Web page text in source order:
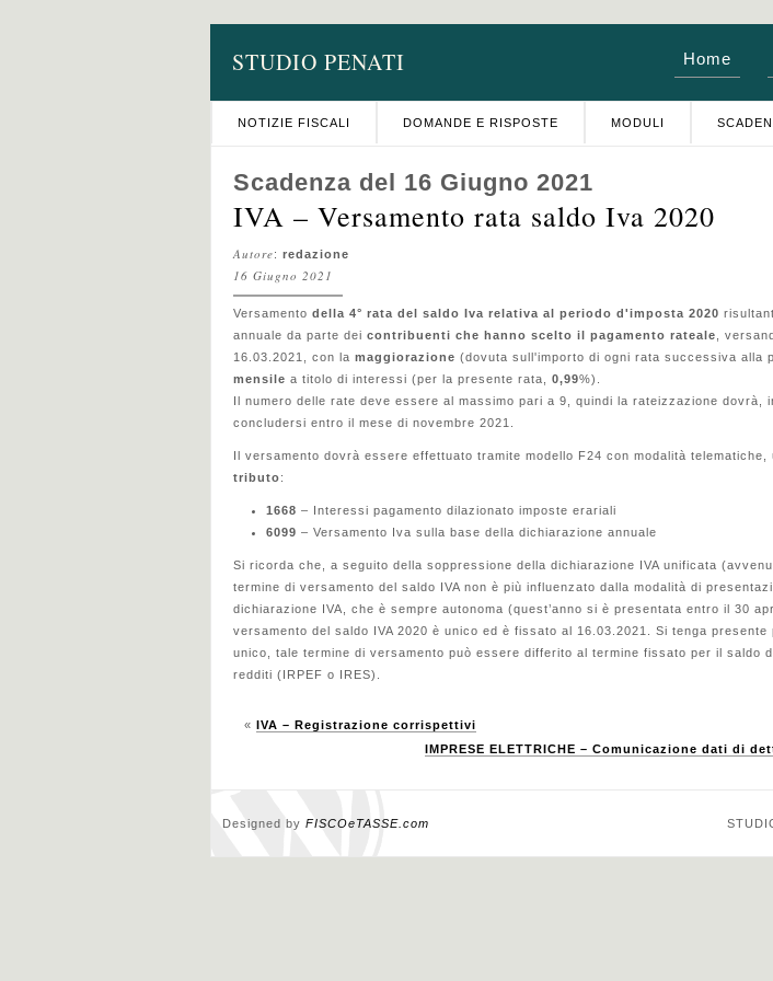
STUDIO PENATI Home
NOTIZIE FISCALI DOMANDE E RISPOSTE MODULI
Scadenza del 16 Giugno 2021
IVA – Versamento rata saldo Iva 2020
Autore: redazione
16 Giugno 2021
Versamento della 4° rata del saldo Iva relativa al periodo d'imposta 2020
annuale da parte dei contribuenti che hanno scelto il pagamento rateale ,
16.03.2021, con la maggiorazione (dovuta sull'importo di ogni rata successiva alla
mensile a titolo di interessi (per la presente rata, 0,99%).
Il numero delle rate deve essere al massimo pari a 9, quindi la rateizzazione dovrà,
concludersi entro il mese di novembre 2021.
Il versamento dovrà essere effettuato tramite modello F24 con modalità telematiche,
tributo:
1668 – Interessi pagamento dilazionato imposte erariali
6099 – Versamento Iva sulla base della dichiarazione annuale
Si ricorda che, a seguito della soppressione della dichiarazione IVA unificata
termine di versamento del saldo IVA non è più influenzato dalla modalità di
dichiarazione IVA, che è sempre autonoma (quest’anno si è presentata entro il 30
versamento del saldo IVA 2020 è unico ed è fissato al 16.03.2021. Si tenga presente
unico, tale termine di versamento può essere differito al termine fissato per il saldo
redditi (IRPEF o IRES).
« IVA – Registrazione corrispettivi
IMPRESE ELETTRICHE – Comunicazione dati di
Designed by FISCOeTASSE.com